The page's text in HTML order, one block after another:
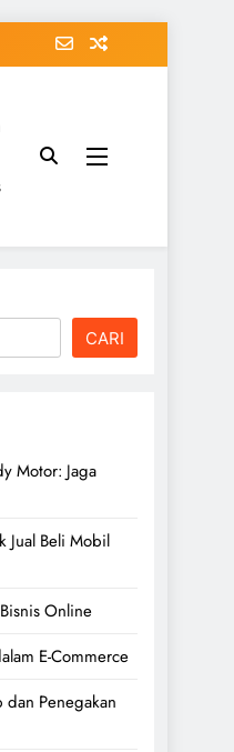
CARI
Motor: Jaga
Jual Beli Mobil
Online
E-Commerce
Penegakan